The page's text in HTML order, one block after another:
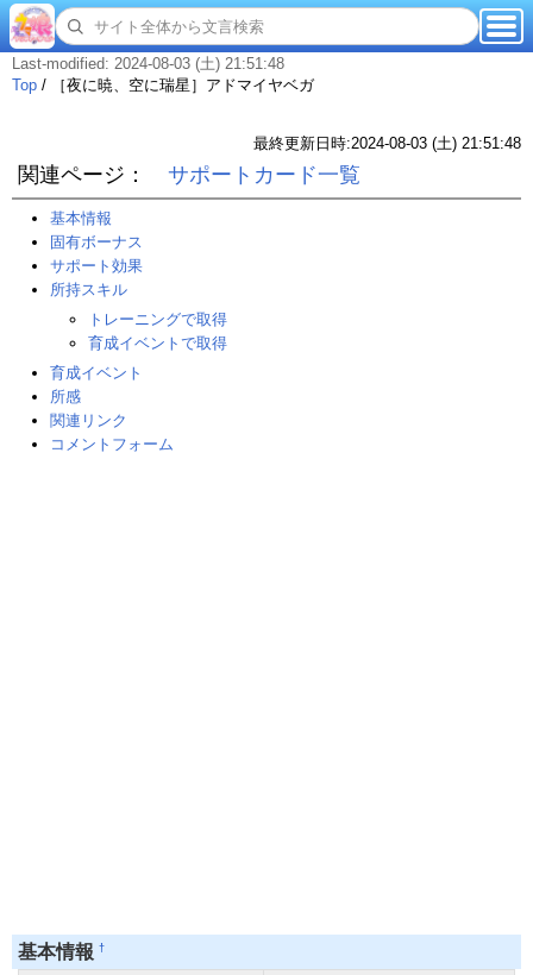
Last-modified: 2024-08-03 (土) 21:51:48
Top / ［夜に暁、空に瑞星］アドマイヤベガ
最終更新日時:2024-08-03 (土) 21:51:48
関連ページ： サポートカード一覧
基本情報
固有ボーナス
サポート効果
所持スキル
トレーニングで取得
育成イベントで取得
育成イベント
所感
関連リンク
コメントフォーム
基本情報 †